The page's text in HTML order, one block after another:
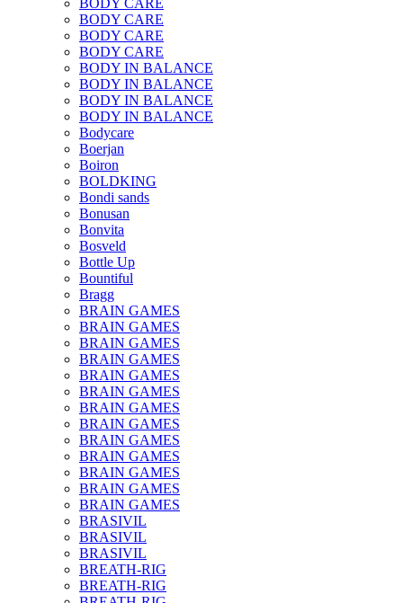
BODY CARE
BODY CARE
BODY CARE
BODY CARE
BODY IN BALANCE
BODY IN BALANCE
BODY IN BALANCE
BODY IN BALANCE
Bodycare
Boerjan
Boiron
BOLDKING
Bondi sands
Bonusan
Bonvita
Bosveld
Bottle Up
Bountiful
Bragg
BRAIN GAMES
BRAIN GAMES
BRAIN GAMES
BRAIN GAMES
BRAIN GAMES
BRAIN GAMES
BRAIN GAMES
BRAIN GAMES
BRAIN GAMES
BRAIN GAMES
BRAIN GAMES
BRAIN GAMES
BRAIN GAMES
BRASIVIL
BRASIVIL
BRASIVIL
BREATH-RIG
BREATH-RIG